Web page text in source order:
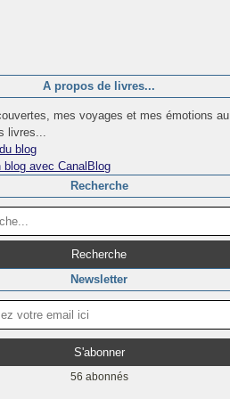
A propos de livres...
mes voyages et mes émotions au
livres...
blog
blog avec CanalBlog
Recherche
Newsletter
56 abonnés